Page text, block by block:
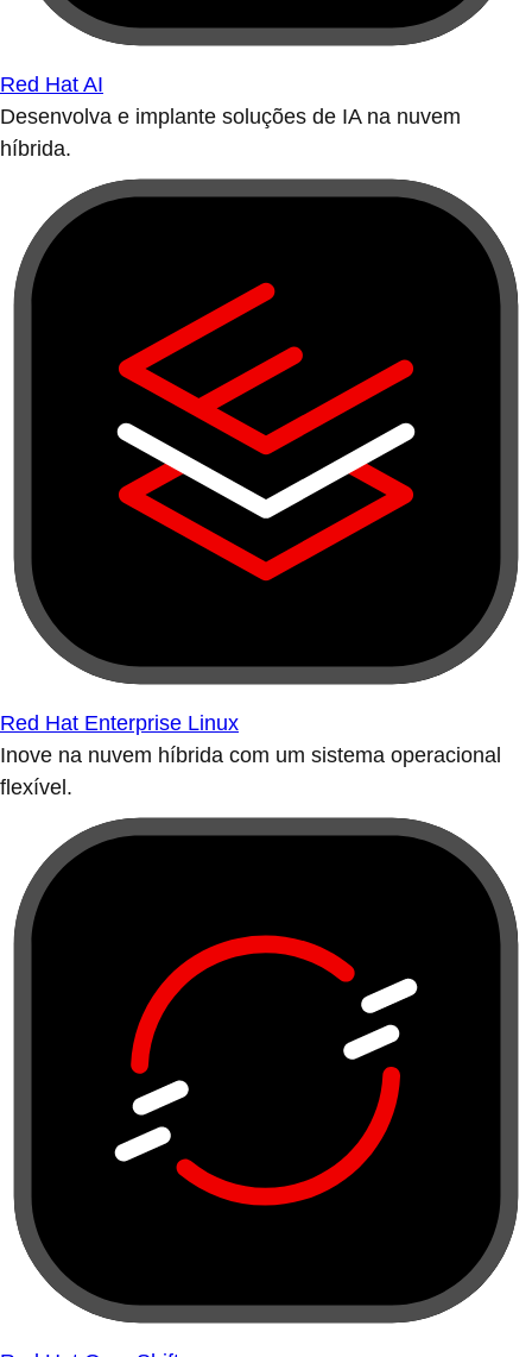
Red Hat AI
Desenvolva e implante soluções de IA na nuvem
híbrida.
Red Hat Enterprise Linux
Inove na nuvem híbrida com um sistema operacional
flexível.